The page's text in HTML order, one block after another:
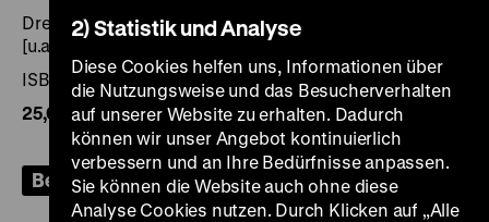
Dresden 2015, 224 Seiten: zahlr. Ill., Sandstein Verlag
[u.a.]
ISBN 978-3-95498-163-2
25,00€, zzgl. Porto
Bestellen
2) Statistik und Analyse
Diese Cookies helfen uns, Informationen über
die Nutzungsweise und das Besucherverhalten
auf unserer Website zu erhalten. Dadurch
können wir unser Angebot kontinuierlich
verbessern und an Ihre Bedürfnisse anpassen.
Sie können die Website auch ohne diese
Analyse Cookies nutzen. Durch Klicken auf „Alle